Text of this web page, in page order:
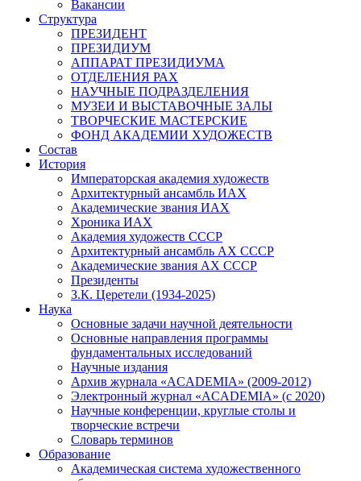
Вакансии
Структура
ПРЕЗИДЕНТ
ПРЕЗИДИУМ
АППАРАТ ПРЕЗИДИУМА
ОТДЕЛЕНИЯ РАХ
НАУЧНЫЕ ПОДРАЗДЕЛЕНИЯ
МУЗЕИ И ВЫСТАВОЧНЫЕ ЗАЛЫ
ТВОРЧЕСКИЕ МАСТЕРСКИЕ
ФОНД АКАДЕМИИ ХУДОЖЕСТВ
Состав
История
Императорская академия художеств
Архитектурный ансамбль ИАХ
Академические звания ИАХ
Хроника ИАХ
Академия художеств СССР
Архитектурный ансамбль АХ СССР
Академические звания АХ СССР
Президенты
З.К. Церетели (1934-2025)
Наука
Основные задачи научной деятельности
Основные направления программы
фундаментальных исследований
Научные издания
Архив журнала «ACADEMIA» (2009-2012)
Электронный журнал «ACADEMIA» (с 2020)
Научные конференции, круглые столы и
творческие встречи
Словарь терминов
Образование
Академическая система художественного